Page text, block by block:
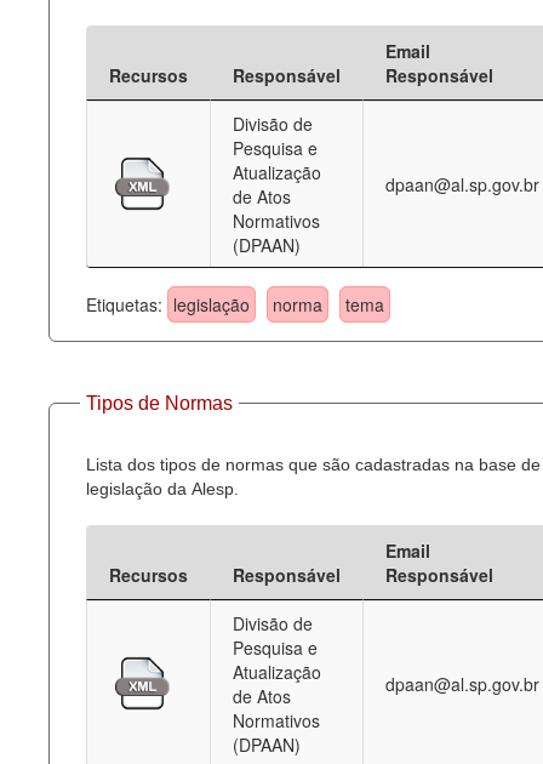
Recursos Responsável
Email
Responsável
Divisão de
Pesquisa e
Atualização
de Atos
Normativos
(DPAAN)
dpaan@al.sp.gov.br
Etiquetas: legislação norma tema
Tipos de Normas
Lista dos tipos de normas que são cadastradas na base de
legislação da Alesp.
Recursos Responsável
Email
Responsável
Divisão de
Pesquisa e
Atualização
de Atos
Normativos
(DPAAN)
dpaan@al.sp.gov.br